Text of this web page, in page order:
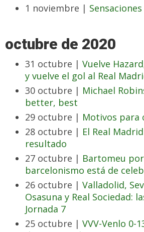
1 noviembre |
octubre de 2020
31 octubre | Vuelve
y vuelve el gol al Real
30 octubre | Michael
better, best
29 octubre | Motivos para
28 octubre | El Real
resultado
27 octubre | Bartomeu
barcelonismo está de
26 octubre | Valladolid,
Osasuna y Real Sociedad:
Jornada 7
25 octubre | VVV-Venlo 0-